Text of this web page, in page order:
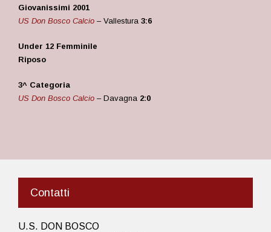
Giovanissimi 2001
US Don Bosco Calcio – Vallestura 3:6
Under 12 Femminile
Riposo
3^ Categoria
US Don Bosco Calcio – Davagna 2:0
Contatti
U.S. DON BOSCO